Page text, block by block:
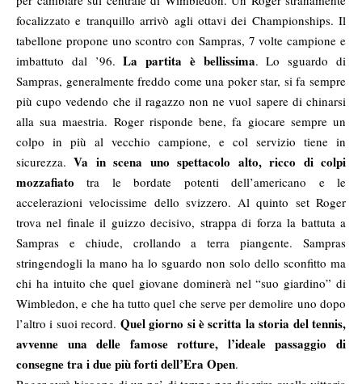
focalizzato e tranquillo arrivò agli ottavi dei Championships. Il
tabellone propone uno scontro con Sampras, 7 volte campione e
imbattuto dal ’96.La partita è bellissima. Lo sguardo di
Sampras, generalmente freddo come una poker star, si fa sempre
più cupo vedendo che il ragazzo non ne vuol sapere di chinarsi
alla sua maestria. Roger risponde bene, fa giocare sempre un
colpo in più al vecchio campione, e col servizio tiene in
sicurezza.Va in scena uno spettacolo alto, ricco di colpi
mozzafiato tra le bordate potenti dell’americano e le
accelerazioni velocissime dello svizzero. Al quinto set Roger
trova nel finale il guizzo decisivo, strappa di forza la battuta a
Sampras e chiude, crollando a terra piangente. Sampras
stringendogli la mano ha lo sguardo non solo dello sconfitto ma
chi ha intuito che quel giovane dominerà nel “suo giardino” di
Wimbledon, e che ha tutto quel che serve per demolire uno dopo
l’altro i suoi record. Quel giorno si è scritta la storia del tennis,
avvenne una delle famose rotture, l’ideale passaggio di
consegne tra i due più forti dell’Era Open.